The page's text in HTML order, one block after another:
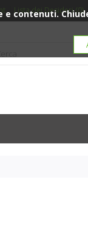
Lista dei Desideri (0)
contenuti.